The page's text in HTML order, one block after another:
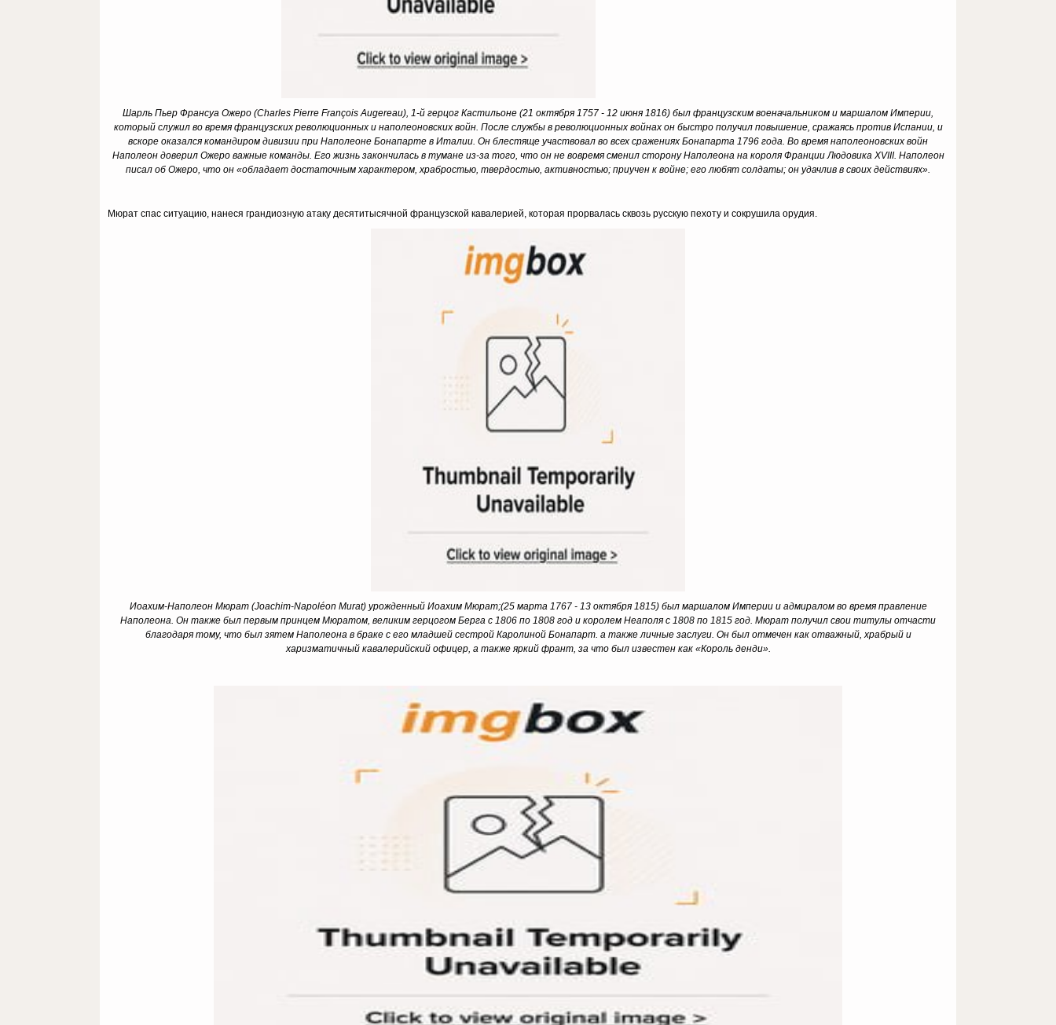
Шарль Пьер Франсуа Ожеро (Charles Pierre François Augereau), 1-й герцог Кастильоне (21 октября 1757 - 12 июня 1816) был французским военачальником и маршалом Империи,
который служил во время французских революционных и наполеоновских войн. После службы в революционных войнах он быстро получил повышение, сражаясь против Испании, и
вскоре оказался командиром дивизии при Наполеоне Бонапарте в Италии. Он блестяще участвовал во всех сражениях Бонапарта 1796 года. Во время наполеоновских войн
Наполеон доверил Ожеро важные команды. Его жизнь закончилась в тумане из-за того, что он не вовремя сменил сторону Наполеона на короля Франции Людовика XVIII. Наполеон
писал об Ожеро, что он «обладает достаточным характером, храбростью, твердостью, активностью; приучен к войне; его любят солдаты; он удачлив в своих действиях».
Мюрат спас ситуацию, нанеся грандиозную атаку десятитысячной французской кавалерией, которая прорвалась сквозь русскую пехоту и сокрушила орудия.
Иоахим-Наполеон Мюрат (Joachim-Napoléon Murat) урожденный Иоахим Мюрат;(25 марта 1767 - 13 октября 1815) был маршалом Империи и адмиралом во время правление
Наполеона. Он также был первым принцем Мюратом, великим герцогом Берга с 1806 по 1808 год и королем Неаполя с 1808 по 1815 год. Мюрат получил свои титулы отчасти
благодаря тому, что был зятем Наполеона в браке с его младшей сестрой Каролиной Бонапарт. а также личные заслуги. Он был отмечен как отважный, храбрый и
харизматичный кавалерийский офицер, а также яркий франт, за что был известен как «Король денди».